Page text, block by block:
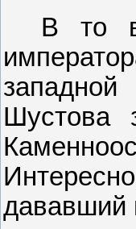
В то
Шустова
дававший